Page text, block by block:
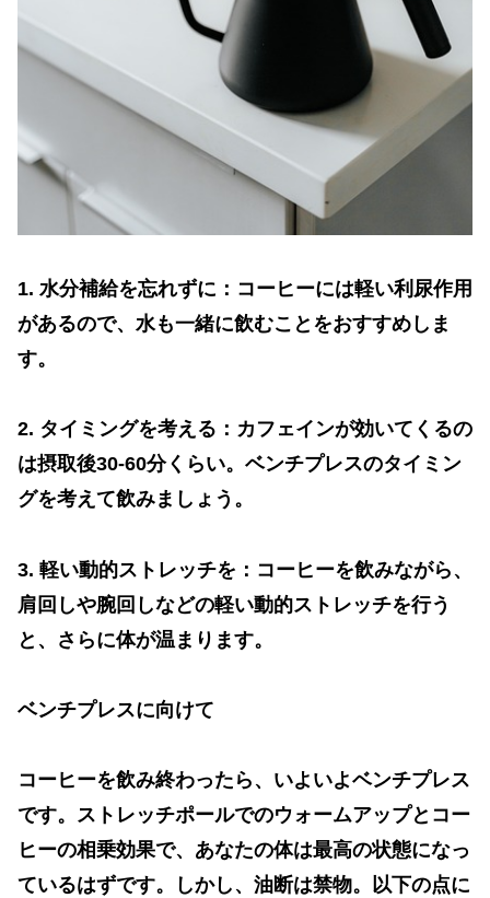
1. 水分補給を忘れずに：コーヒーには軽い利尿作用
があるので、水も一緒に飲むことをおすすめしま
す。
2. タイミングを考える：カフェインが効いてくるの
は摂取後30-60分くらい。ベンチプレスのタイミン
グを考えて飲みましょう。
3. 軽い動的ストレッチを：コーヒーを飲みながら、
肩回しや腕回しなどの軽い動的ストレッチを行う
と、さらに体が温まります。
ベンチプレスに向けて
コーヒーを飲み終わったら、いよいよベンチプレス
です。ストレッチポールでのウォームアップとコー
ヒーの相乗効果で、あなたの体は最高の状態になっ
ているはずです。しかし、油断は禁物。以下の点に